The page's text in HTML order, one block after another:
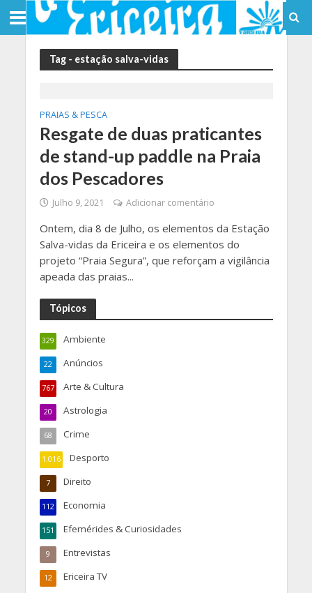
Tag - estação salva-vidas
PRAIAS & PESCA
Resgate de duas praticantes
de stand-up paddle na Praia
dos Pescadores
Julho 9, 2021 Adicionar comentário
Ontem, dia 8 de Julho, os elementos da Estação
Salva-vidas da Ericeira e os elementos do
projeto “Praia Segura”, que reforçam a vigilância
apeada das praias...
Tópicos
Ambiente
329
Anúncios
22
Arte & Cultura
767
Astrologia
20
Crime
68
Desporto
1.016
Direito
7
Economia
112
Efemérides & Curiosidades
151
Entrevistas
9
Ericeira TV
12